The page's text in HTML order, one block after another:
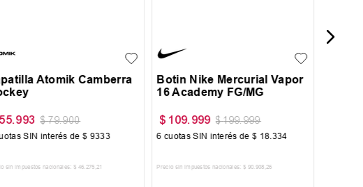
Atomik Camberra
55.993 $ 79.900
SIN interés de$ 9333
sin impuestos nacionales: $ 46.275 ,21
Botin Nike Mercurial Vapor
16 Academy FG/MG
$ 109.999 $ 199.999
6 cuotas SIN interés de$ 18 334
Precio sin impuestos nacionales: $ 90.908 ,26